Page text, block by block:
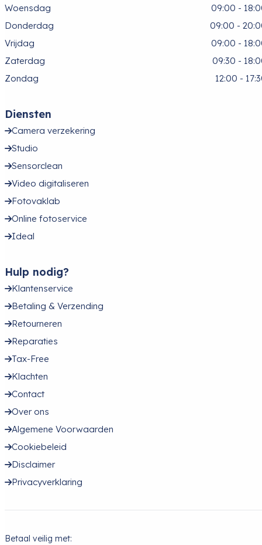
Woensdag
09:00 -
Donderdag
09:00 -
Vrijdag
09:00 -
Zaterdag
09:30 -
Zondag
12:00 -
Diensten
Camera verzekering
Studio
Sensorclean
Video digitaliseren
Fotovaklab
Online fotoservice
Ideal
Hulp nodig?
Klantenservice
Betaling & Verzending
Retourneren
Reparaties
Tax-Free
Klachten
Contact
Over ons
Algemene Voorwaarden
Cookiebeleid
Disclaimer
Privacyverklaring
Betaal veilig met: